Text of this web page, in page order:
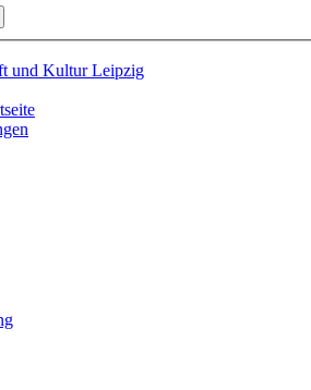
und Kultur Leipzig